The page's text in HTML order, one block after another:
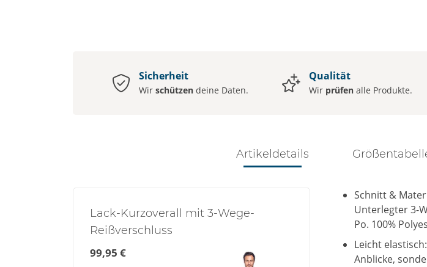
Sicherheit
Wir schützen deine Daten.
Qualität
Wir prüfen alle Produkte.
Artikeldetails
Lack-Kurzoverall mit 3-Wege-
Reißverschluss
99,95 €
Schnitt &
Unterlegter 3-
Po. 100%
Leicht
Anblicke,